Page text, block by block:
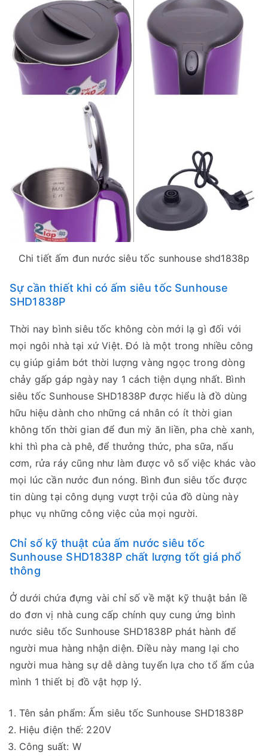
Chi tiết ấm đun nước siêu tốc sunhouse shd1838p
Sự cần thiết khi có ấm siêu tốc Sunhouse
SHD1838P
Thời nay bình siêu tốc không còn mới lạ gì đối với
mọi ngôi nhà tại xứ Việt. Đó là một trong nhiều công
cụ giúp giảm bớt thời lượng vàng ngọc trong dòng
chảy gấp gáp ngày nay 1 cách tiện dụng nhất. Bình
siêu tốc Sunhouse SHD1838P được hiểu là đồ dùng
hữu hiệu dành cho những cá nhân có ít thời gian
không tốn thời gian để đun mỳ ăn liền, pha chè xanh,
khi thì pha cà phê, để thưởng thức, pha sữa, nấu
cơm, rửa ráy cũng như làm được vô số việc khác vào
mọi lúc cần nước đun nóng. Bình đun siêu tốc được
tin dùng tại công dụng vượt trội của đồ dùng này
phục vụ những công việc của mọi người.
Chỉ số kỹ thuật của ấm nước siêu tốc
Sunhouse SHD1838P chất lượng tốt giá phổ
thông
Ở dưới chứa đựng vài chỉ số về mặt kỹ thuật bản lề
do đơn vị nhà cung cấp chính quy cung ứng bình
nước siêu tốc Sunhouse SHD1838P phát hành để
người mua hàng nhận diện. Điều này mang lại cho
người mua hàng sự dễ dàng tuyển lựa cho tổ ấm của
mình 1 thiết bị đồ vật hợp lý.
Tên sản phẩm: Ấm siêu tốc Sunhouse SHD1838P
Hiệu điện thế: 220V
Công suất: W